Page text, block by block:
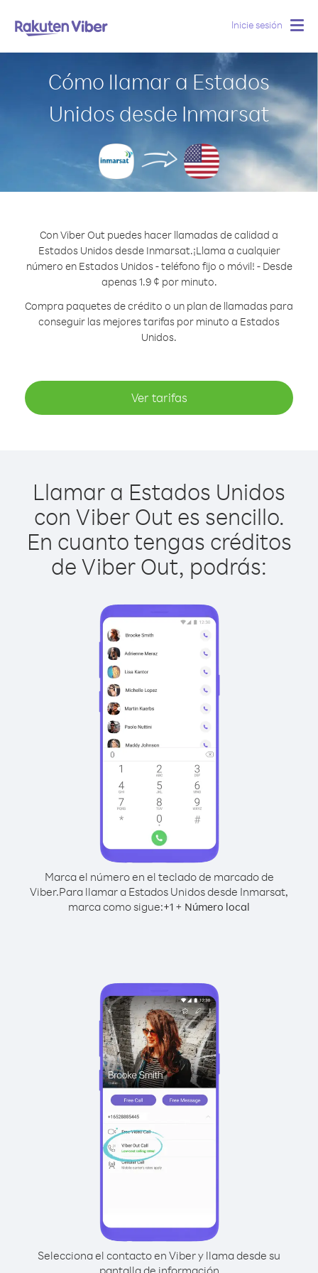
Inicie sesión
Cómo llamar a Estados
Unidos desde Inmarsat
Con Viber Out puedes hacer llamadas de calidad a
Estados Unidos desde Inmarsat.¡Llama a cualquier
número en Estados Unidos - teléfono fijo o móvil! - Desde
apenas 1.9 ¢ por minuto.
Compra paquetes de crédito o un plan de llamadas para
conseguir las mejores tarifas por minuto a Estados
Unidos.
Ver tarifas
Llamar a Estados Unidos
con Viber Out es sencillo.
En cuanto tengas créditos
de Viber Out, podrás:
Marca el número en el teclado de marcado de
Viber.Para llamar a Estados Unidos desde Inmarsat,
marca como sigue:+1 + Número local
Selecciona el contacto en Viber y llama desde su
pantalla de información